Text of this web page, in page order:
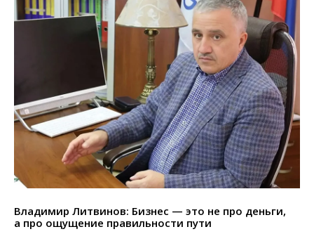
Владимир Литвинов: Бизнес — это не про деньги,
а про ощущение правильности пути